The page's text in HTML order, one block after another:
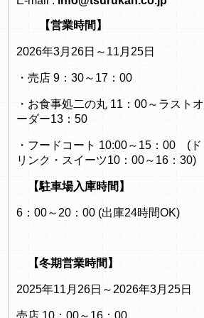
【営業時間】
2026年3月26日～11月25日
・売店 9：30～17：00
・お食事処二の丸 11：00～ラストオ
ーダー13：50
・フードコート 10:00～15：00 (ド
リンク・スイーツ10：00～16：30)
【駐車場入庫時間】
6：00～20：00 (出庫24時間OK)
【冬期営業時間】
2025年11月26日～2026年3月25日
売店 10：00～16：00